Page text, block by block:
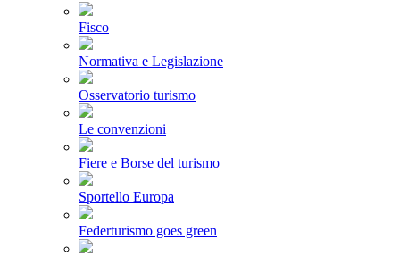
Fisco
Normativa e Legislazione
Osservatorio turismo
Le convenzioni
Fiere e Borse del turismo
Sportello Europa
Federturismo goes green